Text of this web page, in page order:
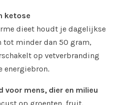
ketose
dieet houdt je dagelijkse
tot minder dan 50 gram,
op vetverbranding
energiebron.
voor mens, dier en milieu